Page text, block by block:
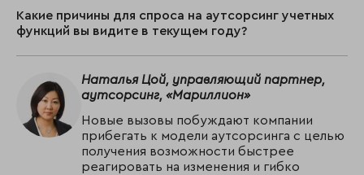
Какие причины для спроса на аутсорсинг учетных
функций вы видите в текущем году?
Наталья Цой, управляющий партнер,
аутсорсинг, «Мариллион»
Новые вызовы побуждают компании
прибегать к модели аутсорсинга с целью
получения возможности быстрее
реагировать на изменения и гибко